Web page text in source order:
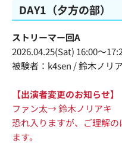
DAY1（夕方の部）
ストリーマー回A
2026.04.25(Sat) 16:00〜
被験者：k4sen / 鈴木ノリ
【出演者変更のお知らせ】
ファン太→ 鈴木ノリアキ
恐れ入りますが、ご理解
ます。